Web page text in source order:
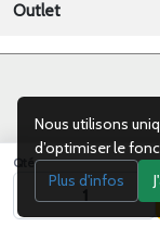
Qté
Outlet
Du
Nous utilisons
d’optimiser le
Plus d'infos